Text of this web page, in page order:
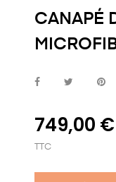
CANAPÉ
749,00 €
TTC